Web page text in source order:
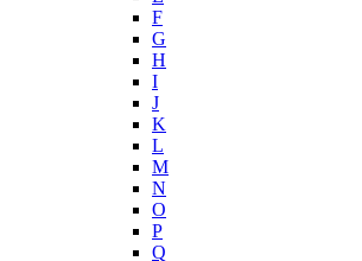
F
G
H
I
J
K
L
M
N
O
P
Q